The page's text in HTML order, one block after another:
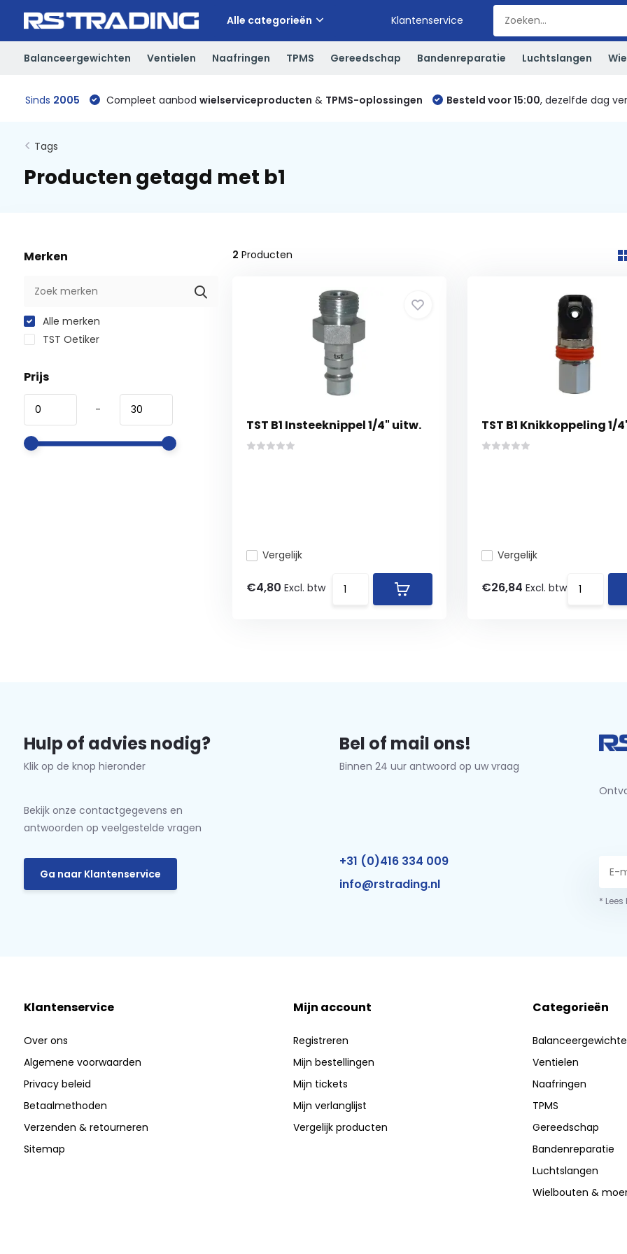
Alle categorieën Klantenservice
Balanceergewichten Ventielen Naafringen TPMS Gereedschap Bandenreparatie Luchtslangen
Sinds 2005 Compleet aanbod wielserviceproducten & TPMS-oplossingen Besteld voor 15:00, dezelfde dag
Tags
Producten getagd met b1
Merken
Alle merken
TST Oetiker
Prijs
-
2 Producten
TST B1 Insteeknippel 1/4" uitw.
Vergelijk
€4,80 Excl. btw
TST B1 Knikkoppeling 1/
Vergelijk
€26,84 Excl. btw
Hulp of advies nodig?
Klik op de knop hieronder
Bekijk onze contactgegevens en
antwoorden op veelgestelde vragen
Ga naar Klantenservice
Bel of mail ons!
Binnen 24 uur antwoord op uw vraag
+31 (0)416 334 009
info@rstrading.nl
*
Klantenservice
Over ons
Algemene voorwaarden
Privacy beleid
Betaalmethoden
Verzenden & retourneren
Sitemap
Mijn account
Registreren
Mijn bestellingen
Mijn tickets
Mijn verlanglijst
Vergelijk producten
Categorieën
Ventielen
Naafringen
TPMS
Gereedschap
Bandenreparatie
Luchtslangen
Wielbouten &